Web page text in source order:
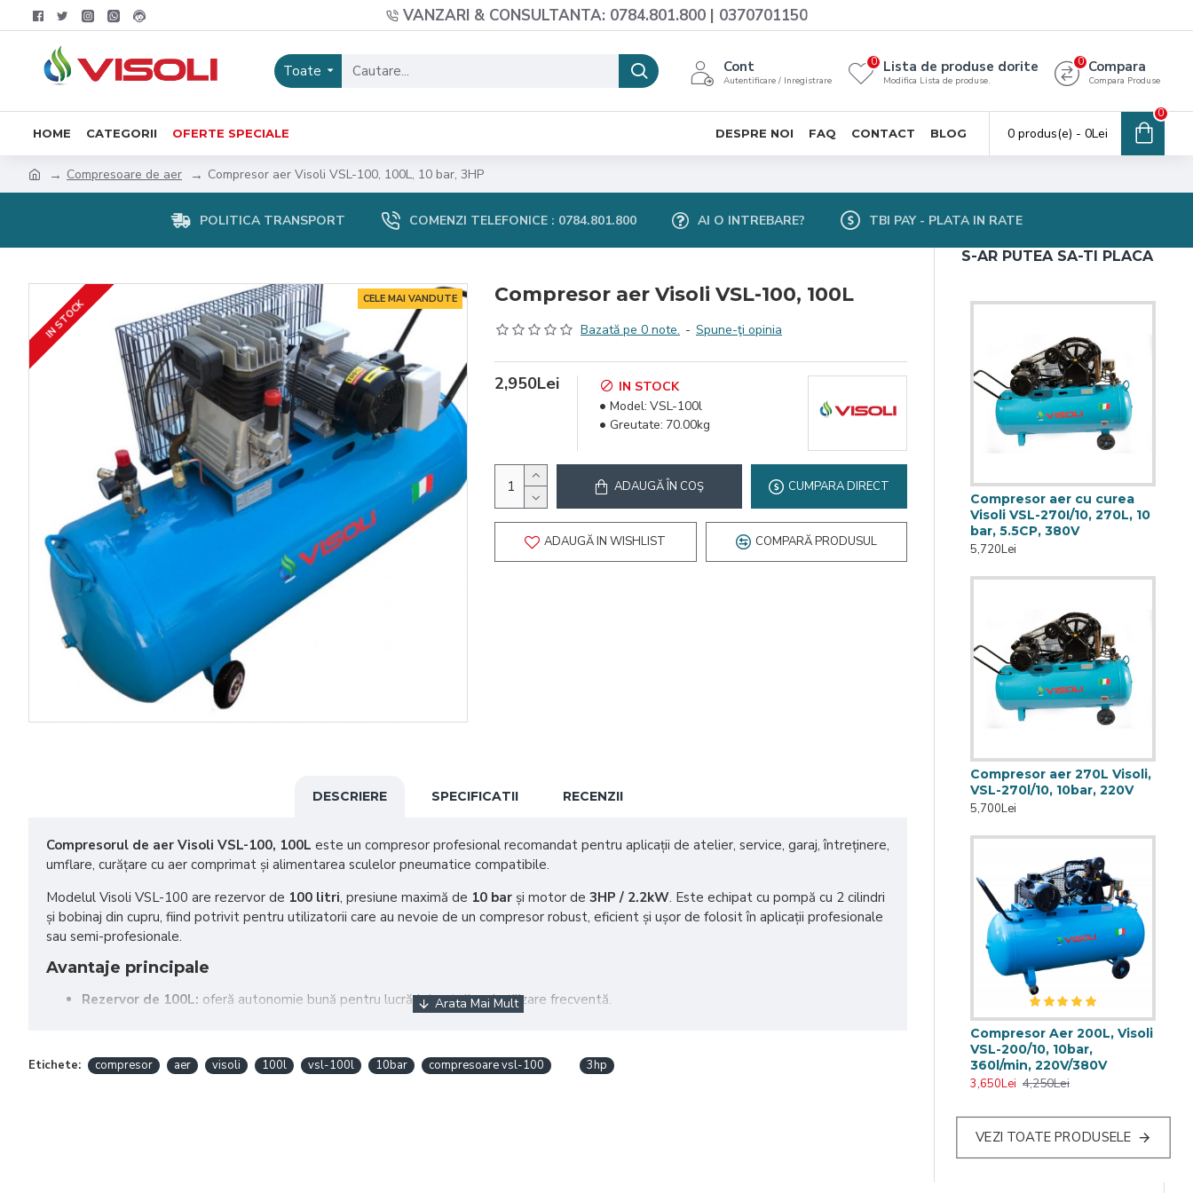
VANZARI & CONSULTANTA: 0784.801.800 | 0370701150
Toate Cont
Autentificare / Inregistrare
Lista de produse dorite
Modifica Lista de produse.
0 Compara
Compara Produse
0
HOME CATEGORII OFERTE SPECIALE DESPRE NOI FAQ CONTACT BLOG 0 produs(e) - 0Lei
0
Compresoare de aer Compresor aer Visoli VSL-100, 100L, 10 bar, 3HP
POLITICA TRANSPORT COMENZI TELEFONICE : 0784.801.800 AI O INTREBARE? TBI PAY - PLATA IN RATE
CELE MAI VANDUTE
IN STOCK
Compresor aer Visoli VSL-100, 100L
Bazată pe 0 note. - Spune-ţi opinia
2,950Lei
IN STOCK
Model: VSL-100l
Greutate: 70.00kg
ADAUGĂ ÎN COŞ CUMPARA DIRECT
ADAUGĂ IN WISHLIST COMPARĂ PRODUSUL
DESCRIERE SPECIFICATII RECENZII
Compresorul de aer Visoli VSL-100, 100L este un compresor profesional recomandat pentru aplicații de atelier, service, garaj, întreținere,
umflare, curățare cu aer comprimat și alimentarea sculelor pneumatice compatibile.
Modelul Visoli VSL-100 are rezervor de 100 litri, presiune maximă de 10 bar și motor de 3HP / 2.2kW. Este echipat cu pompă cu 2 cilindri
și bobinaj din cupru, fiind potrivit pentru utilizatorii care au nevoie de un compresor robust, eficient și ușor de folosit în aplicații profesionale
sau semi-profesionale.
Avantaje principale
Rezervor de 100L: oferă autonomie bună pentru lucrări de atelier și utilizare frecventă.
Debit aer aspirat 400 l/min:ajută la alimentarea eficientă a rezervorului.
Debit aer refulat 250 l/min:potrivit pentru scule pneumatice compatibile, umflare și curățare.
Etichete: compresor aer visoli 100l vsl-100l 10bar compresoare vsl-100 3hp
S-AR PUTEA SA-TI PLACA
Compresor aer cu curea
Visoli VSL-270I/10, 270L, 10
bar, 5.5CP, 380V
5,720Lei
Compresor aer 270L Visoli,
VSL-270l/10, 10bar, 220V
5,700Lei
Compresor Aer 200L, Visoli
VSL-200/10, 10bar,
360l/min, 220V/380V
3,650Lei 4,250Lei
VEZI TOATE PRODUSELE